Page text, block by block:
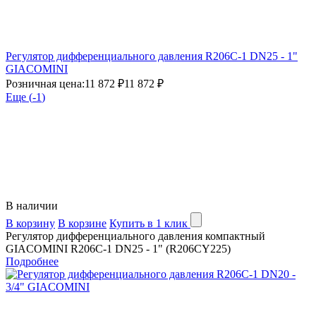
Регулятор дифференциального давления R206C-1 DN25 - 1"
GIACOMINI
Розничная цена:11 872 ₽11 872 ₽
Еще (-1)
В наличии
В корзину В корзине Купить в 1 клик
Регулятор дифференциального давления компактный
GIACOMINI R206C-1 DN25 - 1" (R206CY225)
Подробнее